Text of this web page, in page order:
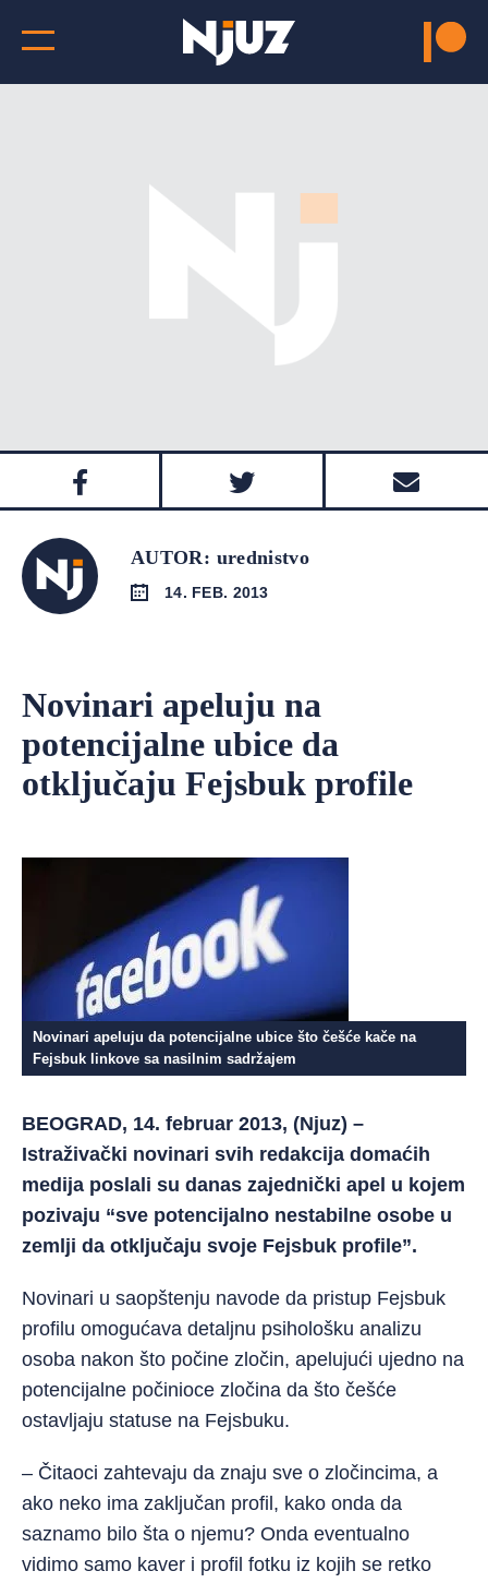
AUTOR: urednistvo
14. FEB. 2013
Novinari apeluju na
potencijalne ubice da
otključaju Fejsbuk profile
Novinari apeluju da potencijalne ubice što češće kače na
Fejsbuk linkove sa nasilnim sadržajem
BEOGRAD, 14. februar 2013, (Njuz) –
Istraživački novinari svih redakcija domaćih
medija poslali su danas zajednički apel u kojem
pozivaju “sve potencijalno nestabilne osobe u
zemlji da otključaju svoje Fejsbuk profile”.
Novinari u saopštenju navode da pristup Fejsbuk
profilu omogućava detaljnu psihološku analizu
osoba nakon što počine zločin, apelujući ujedno na
potencijalne počinioce zločina da što češće
ostavljaju statuse na Fejsbuku.
– Čitaoci zahtevaju da znaju sve o zločincima, a
ako neko ima zaključan profil, kako onda da
saznamo bilo šta o njemu? Onda eventualno
vidimo samo kaver i profil fotku iz kojih se retko